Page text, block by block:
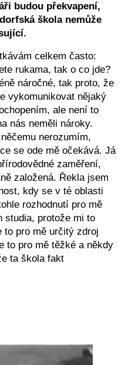
budou překvapení,
škola nemůže
celkem často:
rukama, tak o co jde?
náročné, tak proto, že
vykomunikovat nějaký
ale není to
nás neměli nároky.
nerozumím,
se ode mě očekává. Já
zaměření,
založená. Řekla jsem
kdy se v té oblasti
rozhodnutí pro mě
studia, protože mi to
to pro mě určitý zdroj
to pro mě těžké a někdy
ta škola fakt